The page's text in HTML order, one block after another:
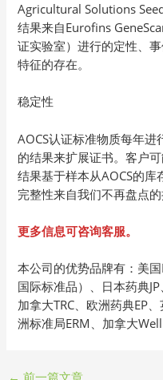
Agricultural Solutions
结果来自Eurofins
证实验室）进行的定性、
特征的存在。
稳定性
AOCS认证标准物质每年
的结果来扩展证书。客户
结果基于样本从AOCS的库
完整性来自我们不再盘点的
更多信息可咨询客服。
本公司的优势品牌有：美
国际标准品）、日本药典
加拿大TRC、欧洲药典EP
洲标准局ERM、加拿大